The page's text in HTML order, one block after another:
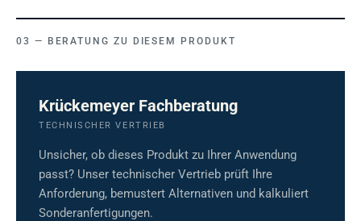
BERATUNG ZU DIESEM PRODUKT
Krückemeyer Fachberatung
TECHNISCHER VERTRIEB
Unsicher, ob dieses Produkt zu Ihrer Anwendung
passt? Unser technischer Vertrieb prüft Ihre
Anforderung, bemustert Alternativen und kalkuliert
Sonderanfertigungen.